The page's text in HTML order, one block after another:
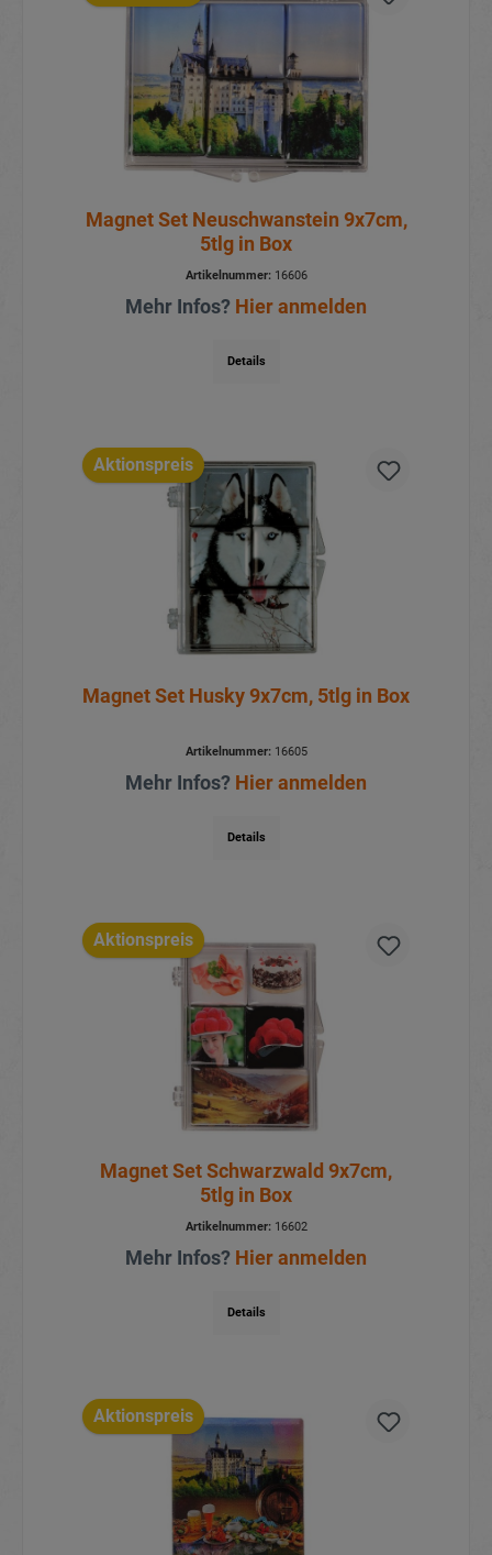
Magnet Set Neuschwanstein 9x7cm,
5tlg in Box
Artikelnummer:16606
Mehr Infos? Hier anmelden
Details
Aktionspreis
Magnet Set Husky 9x7cm, 5tlg in Box
Artikelnummer:16605
Mehr Infos? Hier anmelden
Details
Aktionspreis
Magnet Set Schwarzwald 9x7cm,
5tlg in Box
Artikelnummer:16602
Mehr Infos? Hier anmelden
Details
Aktionspreis